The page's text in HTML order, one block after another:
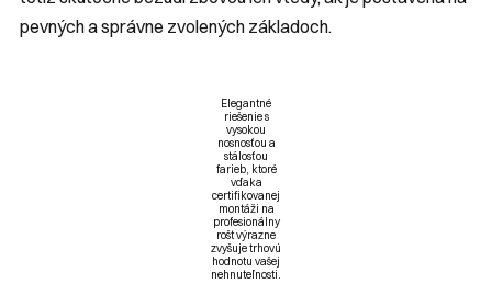
pevných a správne zvolených základoch.
Elegantné
riešenie s
vysokou
nosnosťou a
stálosťou
farieb, ktoré
vďaka
certifikovanej
montáži na
profesionálny
rošt výrazne
zvyšuje trhovú
hodnotu vašej
nehnuteľnosti.